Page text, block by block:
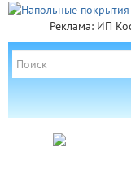
Реклама: ИП